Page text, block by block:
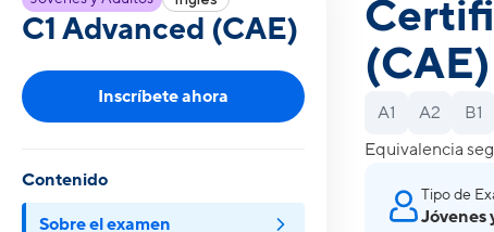
C1 Advanced (CAE)
Inscríbete ahora
Contenido
Sobre el examen
(CAE)
A1 A2 B1
Equivalencia
Tipo de
Jóvenes